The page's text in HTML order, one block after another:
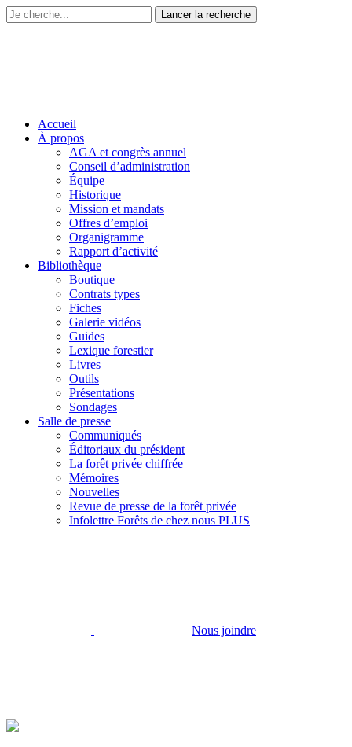
Accueil
À propos
AGA et congrès annuel
Conseil d’administration
Équipe
Historique
Mission et mandats
Offres d’emploi
Organigramme
Rapport d’activité
Bibliothèque
Boutique
Contrats types
Fiches
Galerie vidéos
Guides
Lexique forestier
Livres
Outils
Présentations
Sondages
Salle de presse
Communiqués
Éditoriaux du président
La forêt privée chiffrée
Mémoires
Nouvelles
Revue de presse de la forêt privée
Infolettre Forêts de chez nous PLUS
Nous joindre